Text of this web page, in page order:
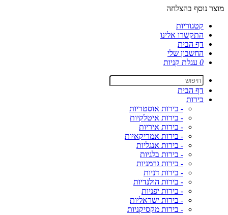
מוצר נוסף בהצלחה
קטגוריות
התקשרו אלינו
דף הבית
החשבון שלי
0 עגלת קניות
דף הבית
בירות
- בירות אוסטריות
- בירות איטלקיות
- בירות איריות
- בירות אמריקאיות
- בירות אנגליות
- בירות בלגיות
- בירות גרמניות
- בירות דניות
- בירות הולנדיות
- בירות יפניות
- בירות ישראליות
- בירות מקסיקניות